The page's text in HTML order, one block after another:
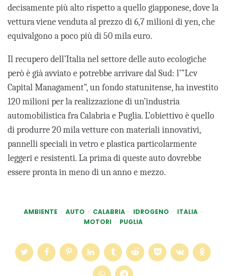
decisamente più alto rispetto a quello giapponese, dove la
vettura viene venduta al prezzo di 6,7 milioni di yen, che
equivalgono a poco più di 50 mila euro.
Il recupero dell’Italia nel settore delle auto ecologiche
però è già avviato e potrebbe arrivare dal Sud: l’”Lcv
Capital Managament”, un fondo statunitense, ha investito
120 milioni per la realizzazione di un’industria
automobilistica fra Calabria e Puglia. L’obiettivo è quello
di produrre 20 mila vetture con materiali innovativi,
pannelli speciali in vetro e plastica particolarmente
leggeri e resistenti. La prima di queste auto dovrebbe
essere pronta in meno di un anno e mezzo.
AMBIENTE AUTO CALABRIA IDROGENO
ITALIA
MOTORI
PUGLIA